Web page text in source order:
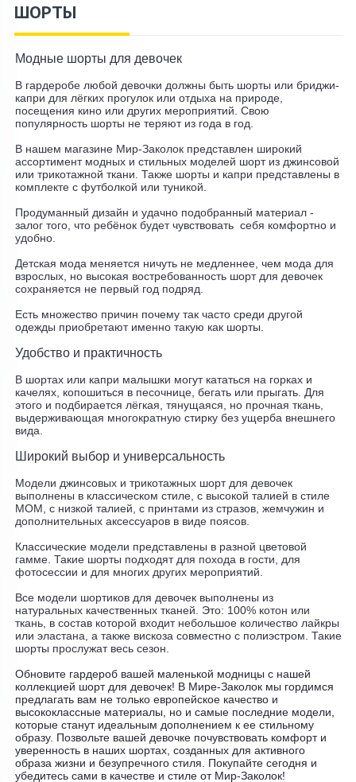
ШОРТЫ
Модные шорты для девочек
В гардеробе любой девочки должны быть шорты или бриджи-
капри для лёгких прогулок или отдыха на природе,
посещения кино или других мероприятий. Свою
популярность шорты не теряют из года в год.
В нашем магазине Мир-Заколок представлен широкий
ассортимент модных и стильных моделей шорт из джинсовой
или трикотажной ткани. Также шорты и капри представлены в
комплекте с футболкой или туникой.
Продуманный дизайн и удачно подобранный материал -
залог того, что ребёнок будет чувствовать себя комфортно и
удобно.
Детская мода меняется ничуть не медленнее, чем мода для
взрослых, но высокая востребованность шорт для девочек
сохраняется не первый год подряд.
Есть множество причин почему так часто среди другой
одежды приобретают именно такую как шорты.
Удобство и практичность
В шортах или капри малышки могут кататься на горках и
качелях, копошиться в песочнице, бегать или прыгать. Для
этого и подбирается лёгкая, тянущаяся, но прочная ткань,
выдерживающая многократную стирку без ущерба внешнего
вида.
Широкий выбор и универсальность
Модели джинсовых и трикотажных шорт для девочек
выполнены в классическом стиле, с высокой талией в стиле
МОМ, с низкой талией, с принтами из стразов, жемчужин и
дополнительных аксессуаров в виде поясов.
Классические модели представлены в разной цветовой
гамме. Такие шорты подходят для похода в гости, для
фотосессии и для многих других мероприятий.
Все модели шортиков для девочек выполнены из
натуральных качественных тканей. Это: 100% котон или
ткань, в состав которой входит небольшое количество лайкры
или эластана, а также вискоза совместно с полиэстром. Такие
шорты прослужат весь сезон.
Обновите гардероб вашей маленькой модницы с нашей
коллекцией шорт для девочек! В Мире-Заколок мы гордимся
предлагать вам не только европейское качество и
высококлассные материалы, но и самые последние модели,
которые станут идеальным дополнением к ее стильному
образу. Позвольте вашей девочке почувствовать комфорт и
уверенность в наших шортах, созданных для активного
образа жизни и безупречного стиля. Покупайте сегодня и
убедитесь сами в качестве и стиле от Мир-Заколок!